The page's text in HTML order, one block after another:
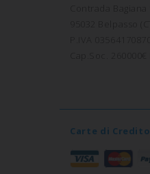
Carte di Credito